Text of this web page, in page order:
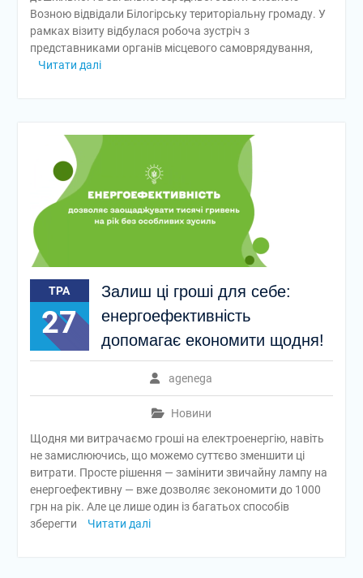
Возною відвідали Білогірську територіальну громаду. У
рамках візиту відбулася робоча зустріч з
представниками органів місцевого самоврядування,
Читати далі
ТРА
27
Залиш ці гроші для себе:
енергоефективність
допомагає економити щодня!
agenega
Новини
Щодня ми витрачаємо гроші на електроенергію, навіть
не замислюючись, що можемо суттєво зменшити ці
витрати. Просте рішення — замінити звичайну лампу на
енергоефективну — вже дозволяє зекономити до 1000
грн на рік. Але це лише один із багатьох способів
зберегти
Читати далі